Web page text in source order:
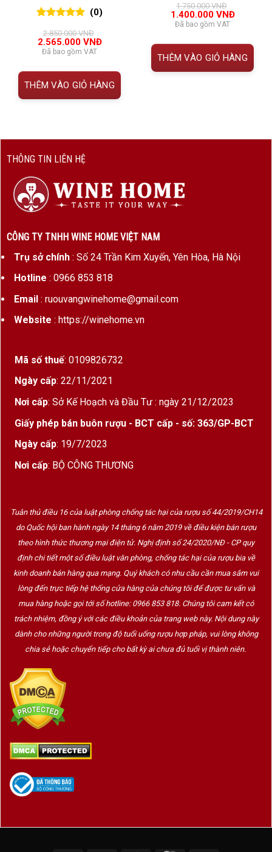
đánh giá
1.750.000VNĐ
Giá
gốc
1.750.000 VNĐ.
1.400.000 VNĐGiá
là:
Đã bao gồm VAT
THÊM VÀO GIỎ HÀNG
đánh giá
(0)
2.850.000VNĐ
Giá
gốc
2.850.000 VNĐ.
2.565.000 VNĐGiá
là:
2.565.000 VNĐ.
Đã bao gồm VAT
THÊM VÀO GIỎ HÀNG
THÔNG TIN LIÊN HỆ
CÔNG TY TNHH WINE HOME VIỆT NAM
Trụ sở chính: Số 24 Trần Kim Xuyến, Yên Hòa, Hà Nội
Hotline : 0966 853 818
Email: ruouvangwinehome@gmail.com
Website : https://winehome.vn
Mã số thuế: 0109826732
Ngày cấp: 22/11/2021
Nơi cấp: Sở Kế Hoạch và Đầu Tư : ngày 21/12/2023
Giấy phép bán buôn rượu - BCT cấp - số: 363/GP-BCT
Ngày cấp: 19/7/2023
Nơi cấp: BỘ CÔNG THƯƠNG
Tuân thủ điều 16 của luật phòng chống tác hại của rượu số 44/2019/CH14
do Quốc hội ban hành ngày 14 tháng 6 năm 2019 về điều kiện bán rượu
theo hình thức thương mại điện tử. Nghị định số 24/2020/NĐ - CP quy
định chi tiết một số điều luật văn phòng, chống tác hại của rượu bia về
kinh doanh bán hàng qua mạng. Quý khách có nhu cầu cần mua sắm vui
lòng đến trực tiếp hệ thống cửa hàng của chúng tôi để được tư vấn và
mua hàng hoặc gọi tới số hotline: 0966 853 818. Chúng tôi cam kết có
trách nhiệm, đồng ý với các điều khoản của trang web này. Nội dung này
dành cho những người trong độ tuổi uống rượu hợp pháp, vui lòng không
chia sẻ hoặc chuyển tiếp cho bất kỳ ai chưa đủ tuổi vị thành niên.